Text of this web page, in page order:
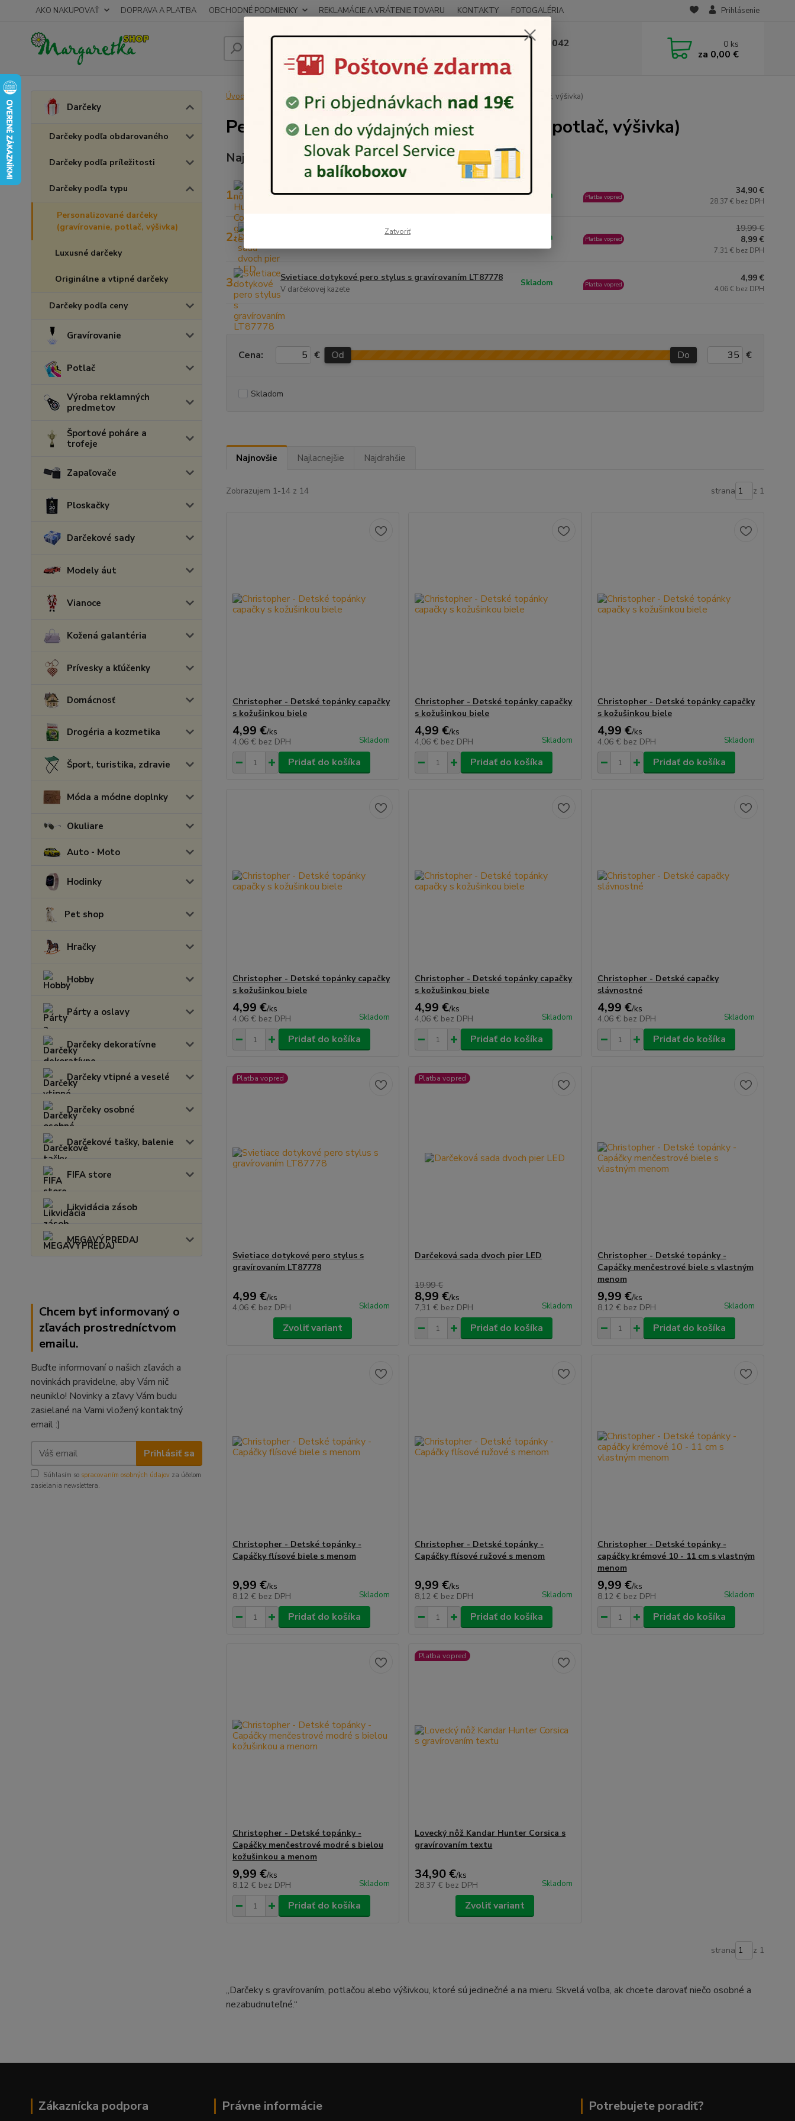
AKO NAKUPOVAŤ DOPRAVA A PLATBA OBCHODNÉ PODMIENKY REKLAMÁCIE A VRÁTENIE TOVARU KONTAKTY FOTOGALÉRIA Prihlásenie
0948 236 042 0 ks
za 0,00 €
Darčeky
Darčeky podľa obdarovaného
Darčeky podľa príležitosti
Darčeky podľa typu
Personalizované darčeky
(gravírovanie, potlač, výšivka)
Luxusné darčeky
Originálne a vtipné darčeky
Darčeky podľa ceny
Gravírovanie
Potlač
Výroba reklamných
predmetov
Športové poháre a
trofeje
Zapaľovače
Ploskačky
Darčekové sady
Modely áut
Vianoce
Kožená galantéria
Prívesky a kľúčenky
Domácnosť
Drogéria a kozmetika
Šport, turistika, zdravie
Móda a módne doplnky
Okuliare
Auto - Moto
Hodinky
Pet shop
Hračky
Hobby
Párty a oslavy
Darčeky dekoratívne
Darčeky vtipné a veselé
Darčeky osobné
Darčekové tašky, balenie
FIFA store
Likvidácia zásob
MEGAVÝPREDAJ
Chcem byť informovaný o
zľavách prostredníctvom
emailu.
Buďte informovaní o našich zľavách a
novinkách pravidelne, aby Vám nič
neuniklo! Novinky a zľavy Vám budu
zasielané na Vami vložený kontaktný
email :)
Prihlásiť sa
Súhlasím so spracovaním osobných údajov za účelom
zasielania newslettera.
Úvod Darčeky Darčeky podľa typu Personalizované darčeky (gravírovanie, potlač, výšivka)
Personalizované darčeky (gravírovanie, potlač, výšivka)
Najpredávanejšie
1. Skladom Platba vopred
34,90 €
28,37 € bez DPH
2. Darčeková sada dvoch pier LED Skladom Platba vopred
19,99 €
8,99 €
7,31 € bez DPH
3. Svietiace dotykové pero stylus s gravírovaním LT87778
V darčekovej kazete
Skladom Platba vopred
4,99 €
4,06 € bez DPH
Cena: € Od Do €
Skladom
Najnovšie Najlacnejšie Najdrahšie
Zobrazujem 1-14 z 14 strana z 1
Christopher - Detské topánky capačky
s kožušinkou biele
4,99 €/ks
4,06 € bez DPH Skladom
Pridať do košíka
Christopher - Detské topánky capačky
s kožušinkou biele
4,99 €/ks
4,06 € bez DPH Skladom
Pridať do košíka
Christopher - Detské topánky capačky
s kožušinkou biele
4,99 €/ks
4,06 € bez DPH Skladom
Pridať do košíka
Christopher - Detské topánky capačky
s kožušinkou biele
4,99 €/ks
4,06 € bez DPH Skladom
Pridať do košíka
Christopher - Detské topánky capačky
s kožušinkou biele
4,99 €/ks
4,06 € bez DPH Skladom
Pridať do košíka
Christopher - Detské capačky
slávnostné
4,99 €/ks
4,06 € bez DPH Skladom
Pridať do košíka
Platba vopred
Svietiace dotykové pero stylus s
gravírovaním LT87778
4,99 €/ks
4,06 € bez DPH Skladom
Zvoliť variant
Platba vopred
Darčeková sada dvoch pier LED
19,99 €
8,99 €/ks
7,31 € bez DPH Skladom
Pridať do košíka
Christopher - Detské topánky -
Capáčky menčestrové biele s vlastným
menom
9,99 €/ks
8,12 € bez DPH Skladom
Pridať do košíka
Christopher - Detské topánky -
Capáčky flísové biele s menom
9,99 €/ks
8,12 € bez DPH Skladom
Pridať do košíka
Christopher - Detské topánky -
Capáčky flísové ružové s menom
9,99 €/ks
8,12 € bez DPH Skladom
Pridať do košíka
Christopher - Detské topánky -
capáčky krémové 10 - 11 cm s vlastným
menom
9,99 €/ks
8,12 € bez DPH Skladom
Pridať do košíka
Christopher - Detské topánky -
Capáčky menčestrové modré s bielou
kožušinkou a menom
9,99 €/ks
8,12 € bez DPH Skladom
Pridať do košíka
Platba vopred
Lovecký nôž Kandar Hunter Corsica s
gravírovaním textu
34,90 €/ks
28,37 € bez DPH Skladom
Zvoliť variant
strana z 1
„Darčeky s gravírovaním, potlačou alebo výšivkou, ktoré sú jedinečné a na mieru. Skvelá voľba, ak chcete darovať niečo osobné a
nezabudnuteľné.“
Zákaznícka podpora Právne informácie Potrebujete poradiť?
Zatvoriť